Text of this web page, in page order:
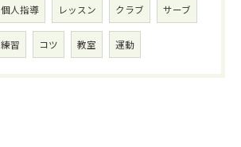
個人指導 レッスン クラブ サーブ
練習 コツ 教室 運動